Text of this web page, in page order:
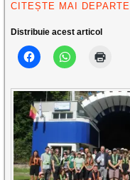
CITEȘTE MAI DEPARTE
Distribuie acest articol